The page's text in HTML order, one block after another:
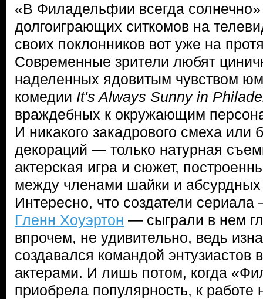
«В Филадельфии всегда
долгоиграющих ситкомов на
своих поклонников вот уже на
Современные зрители любят
наделенных ядовитым чувством
комедии It's Always Sunny in
враждебных к окружающим
И никакого закадрового смеха или
декораций — только натурная
актерская игра и сюжет,
между членами шайки и абсурдных
Интересно, что создатели
Гленн Хоуэртон — сыграли в нем
впрочем, не удивительно, ведь
создавался командой энтузиастов
актерами. И лишь потом, когда
приобрела популярность, к